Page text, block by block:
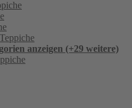
anzeigen (+29 weitere)